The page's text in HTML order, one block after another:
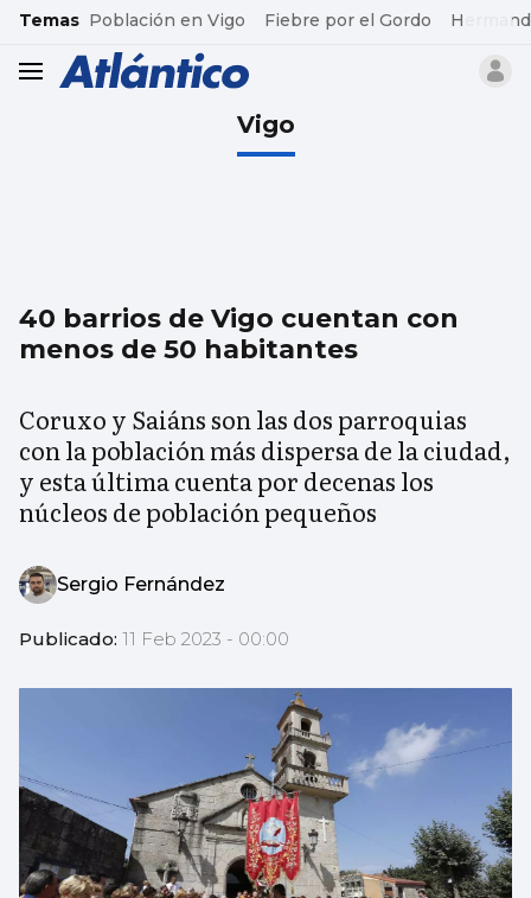
common.go-to-content
Temas Población en Vigo Fiebre por el Gordo
header.menu.open
Vigo
40 barrios de Vigo cuentan con
menos de 50 habitantes
Coruxo y Saiáns son las dos parroquias
con la población más dispersa de la ciudad,
y esta última cuenta por decenas los
núcleos de población pequeños
Sergio Fernández
Publicado: 11 Feb 2023 - 00:00